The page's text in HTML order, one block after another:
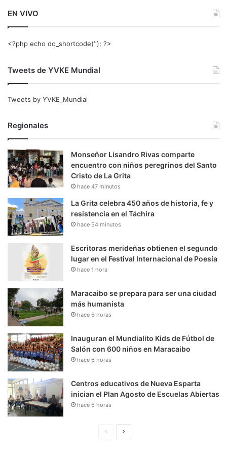
EN VIVO
<?php echo do_shortcode(‘‘); ?>
Tweets de YVKE Mundial
Tweets by YVKE_Mundial
Regionales
Monseñor Lisandro Rivas comparte
encuentro con niños peregrinos del Santo
Cristo de La Grita
hace 47 minutos
La Grita celebra 450 años de historia, fe y
resistencia en el Táchira
hace 54 minutos
Escritoras merideñas obtienen el segundo
lugar en el Festival Internacional de Poesía
hace 1 hora
Maracaibo se prepara para ser una ciudad
más humanista
hace 6 horas
Inauguran el Mundialito Kids de Fútbol de
Salón con 600 niños en Maracaibo
hace 6 horas
Centros educativos de Nueva Esparta
inician el Plan Agosto de Escuelas Abiertas
hace 6 horas